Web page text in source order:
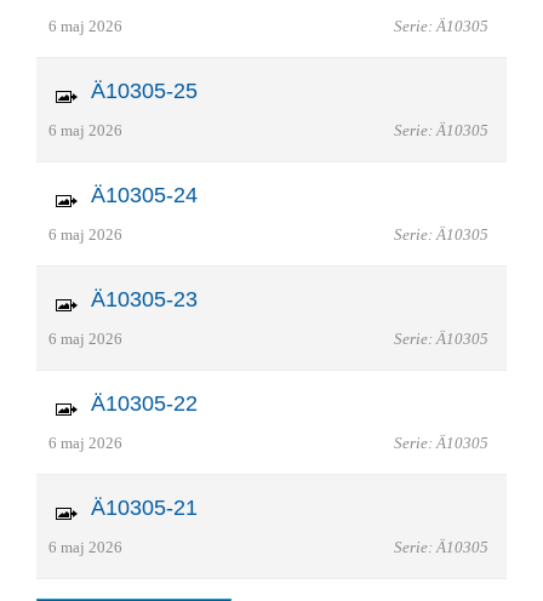
6 maj 2026 Serie: Ä10305
Ä10305-25
6 maj 2026 Serie: Ä10305
Ä10305-24
6 maj 2026 Serie: Ä10305
Ä10305-23
6 maj 2026 Serie: Ä10305
Ä10305-22
6 maj 2026 Serie: Ä10305
Ä10305-21
6 maj 2026 Serie: Ä10305